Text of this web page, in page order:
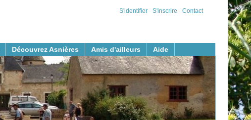
S'identifier - S'inscrire - Contact
Découvrez Asnières Amis d'ailleurs Aide